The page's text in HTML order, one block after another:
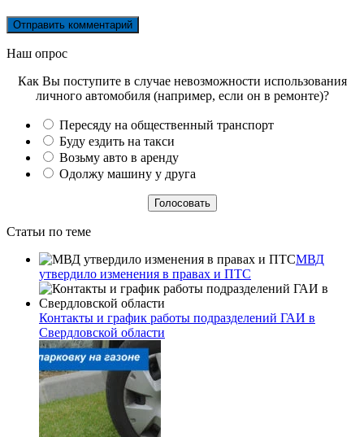
Наш опрос
Как Вы поступите в случае невозможности использования
личного автомобиля (например, если он в ремонте)?
Пересяду на общественный транспорт
Буду ездить на такси
Возьму авто в аренду
Одолжу машину у друга
Статьи по теме
МВД
утвердило изменения в правах и ПТС
Контакты и график работы подразделений ГАИ в
Свердловской области